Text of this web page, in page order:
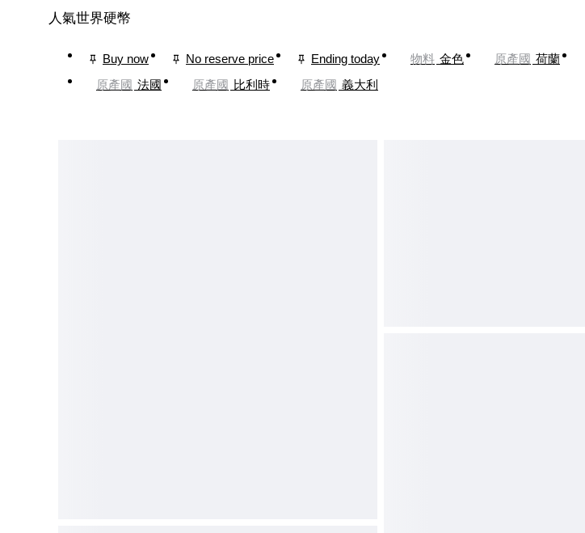
人氣世界硬幣
Buy now No reserve price Ending today 物料 金色 原產國 荷蘭
原產國 法國 原產國 比利時 原產國 義大利